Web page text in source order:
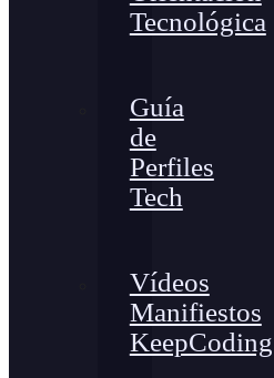
Tecnológica
Guía
de
Perfiles
Tech
Vídeos
Manifiestos
KeepCoding